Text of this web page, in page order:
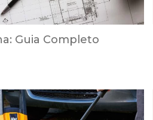
Guia Completo